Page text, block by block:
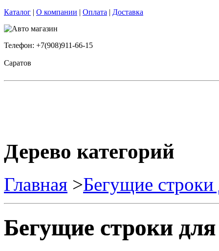
Каталог | О компании | Оплата | Доставка
Телефон: +7(908)911-66-15
Саратов
Дерево категорий
Главная >Бегущие
Бегущие строки